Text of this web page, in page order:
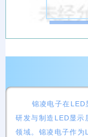
锦凌电子在LED显
研发与制造LED显示
领域。锦凌电子作为